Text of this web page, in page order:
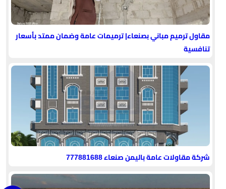
مقاول ترميم مباني بصنعاء| ترميمات عامة وضمان ممتد بأسعار
تنافسية
شركة مقاولات عامة باليمن صنعاء 777881688